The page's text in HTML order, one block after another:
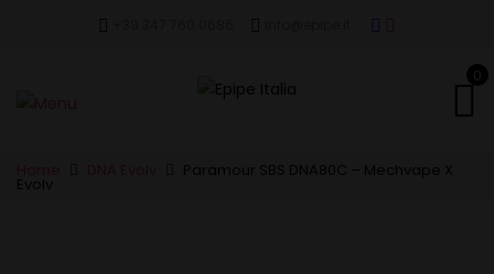
0
Paramour SBS DNA80C – Mechvape X
Evolv